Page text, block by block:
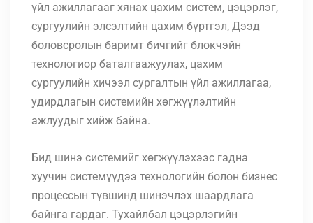
үйл ажиллагааг хянах цахим систем, цэцэрлэг,
сургуулийн элсэлтийн цахим бүртгэл, Дээд
боловсролын баримт бичгийг блокчэйн
технологиор баталгаажуулах, цахим
сургуулийн хичээл сургалтын үйл ажиллагаа,
удирдлагын системийн хөгжүүлэлтийн
ажлуудыг хийж байна.
Бид шинэ системийг хөгжүүлэхээс гадна
хуучин системүүдээ технологийн болон бизнес
процессын түвшинд шинэчлэх шаардлага
байнга гардаг. Тухайлбал цэцэрлэгийн